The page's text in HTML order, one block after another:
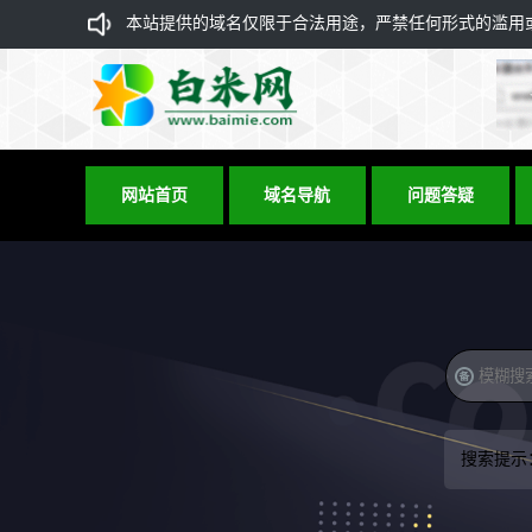
本站提供的域名仅限于合法用途，严禁任何形式的滥
网站首页 域名导航 问题答疑
搜索提示